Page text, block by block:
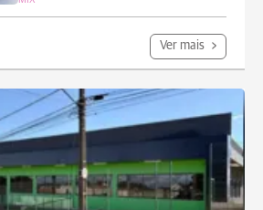
Ver mais